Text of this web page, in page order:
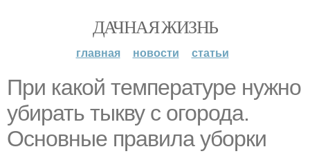
ДАЧНАЯ ЖИЗНЬ
главная новости статьи
При какой температуре нужно
убирать тыкву с огорода.
Основные правила уборки